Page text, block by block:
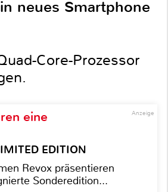
neues Smartphone
Core-Prozessor
Anzeige
eine
EDITION
Revox präsentieren
Sonderedition...